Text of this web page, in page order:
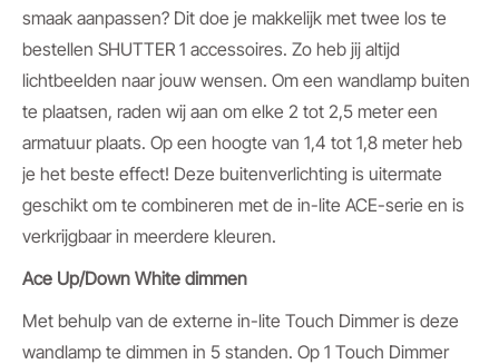
smaak aanpassen? Dit doe je makkelijk met twee los te
bestellen SHUTTER 1 accessoires. Zo heb jij altijd
lichtbeelden naar jouw wensen. Om een wandlamp buiten
te plaatsen, raden wij aan om elke 2 tot 2,5 meter een
armatuur plaats. Op een hoogte van 1,4 tot 1,8 meter heb
je het beste effect! Deze buitenverlichting is uitermate
geschikt om te combineren met de in-lite ACE-serie en is
verkrijgbaar in meerdere kleuren.
Ace Up/Down White dimmen
Met behulp van de externe in-lite Touch Dimmer is deze
wandlamp te dimmen in 5 standen. Op 1 Touch Dimmer